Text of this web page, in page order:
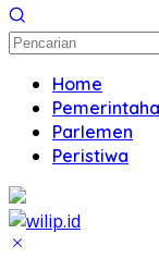
Home
Parlemen
Peristiwa